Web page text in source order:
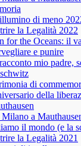
di meno
la Legalità 2022
for the Oceans: il
e punire
mio padre,
di
della
a
il mondo (e la
la Legalità 2021